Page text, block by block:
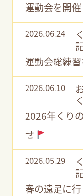
運動会を開
2026.06.24
運動会総練
2026.06.10
2026年くり
せ
2026.05.29
春の遠足に行